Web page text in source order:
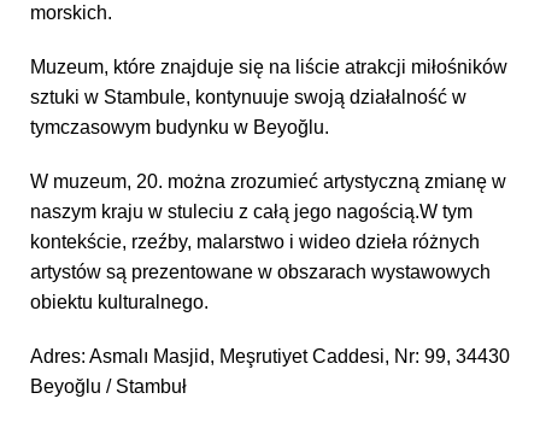
morskich.
Muzeum, które znajduje się na liście atrakcji miłośników
sztuki w Stambule, kontynuuje swoją działalność w
tymczasowym budynku w Beyoğlu.
W muzeum, 20. można zrozumieć artystyczną zmianę w
naszym kraju w stuleciu z całą jego nagością.W tym
kontekście, rzeźby, malarstwo i wideo dzieła różnych
artystów są prezentowane w obszarach wystawowych
obiektu kulturalnego.
Adres: Asmalı Masjid, Meşrutiyet Caddesi, Nr: 99, 34430
Beyoğlu / Stambuł